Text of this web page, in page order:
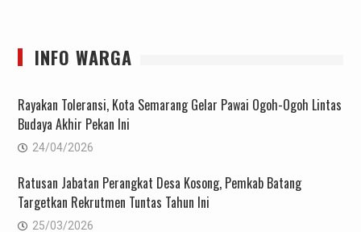
INFO WARGA
Rayakan Toleransi, Kota Semarang Gelar Pawai Ogoh-Ogoh Lintas
Budaya Akhir Pekan Ini
24/04/2026
Ratusan Jabatan Perangkat Desa Kosong, Pemkab Batang
Targetkan Rekrutmen Tuntas Tahun Ini
25/03/2026